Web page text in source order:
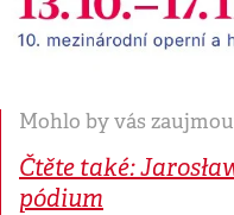
Mohlo by vás
Čtěte také:
pódium